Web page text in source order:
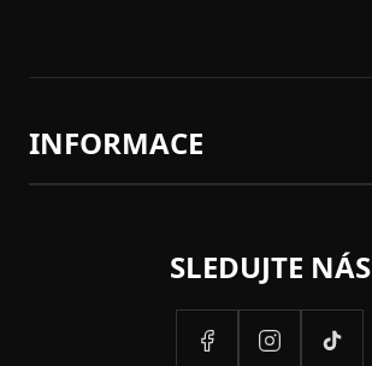
INFORMACE
SLEDUJTE NÁS